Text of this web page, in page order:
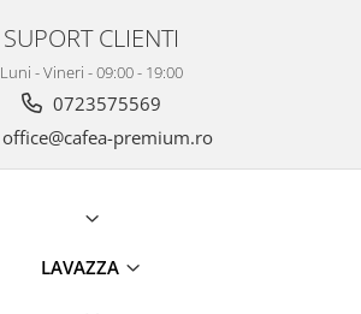
SUPORT CLIENTI
Luni - Vineri - 09:00 - 19:00
0723575569
office@cafea-premium.ro
LAVAZZA